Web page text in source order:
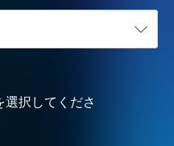
選択してくださ